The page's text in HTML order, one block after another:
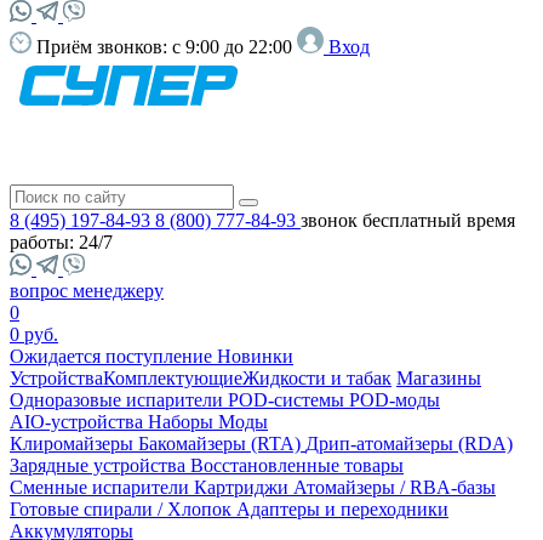
Приём звонков: с 9:00 до 22:00 Вход
8 (495) 197-84-93 8 (800) 777-84-93 звонок бесплатный время
работы: 24/7
вопрос менеджеру
0
0 руб.
Ожидается поступление Новинки
УстройстваКомплектующиеЖидкости и табак Магазины
Одноразовые испарители POD-системы POD-моды
AIO-устройства Наборы Моды
Клиромайзеры Бакомайзеры (RTA) Дрип-атомайзеры (RDA)
Зарядные устройства Восстановленные товары
Сменные испарители Картриджи Атомайзеры / RBA-базы
Готовые спирали / Хлопок Адаптеры и переходники
Аккумуляторы